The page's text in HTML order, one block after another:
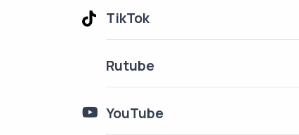
TikTok
Rutube
YouTube